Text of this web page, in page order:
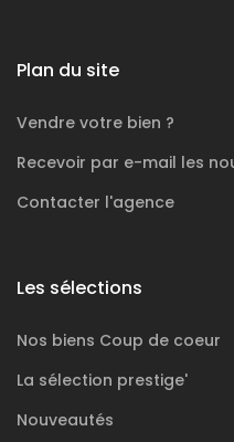
Plan du site
Vendre votre bien ?
Recevoir par e-mail les
Contacter l'agence
Les sélections
Nos biens Coup de coeur
La sélection prestige'
Nouveautés